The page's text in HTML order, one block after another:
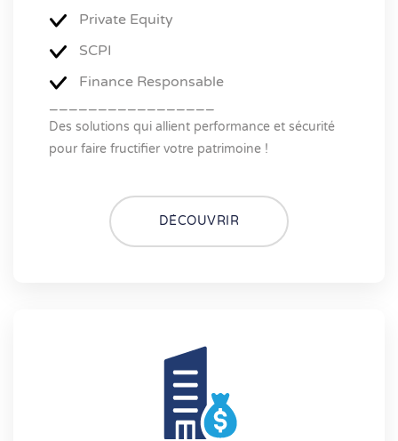
Private Equity
SCPI
Finance Responsable
Des solutions qui allient performance et sécurité
pour faire fructifier votre patrimoine !
DÉCOUVRIR